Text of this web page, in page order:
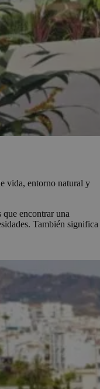
vida, entorno natural y
encontrar una
También significa